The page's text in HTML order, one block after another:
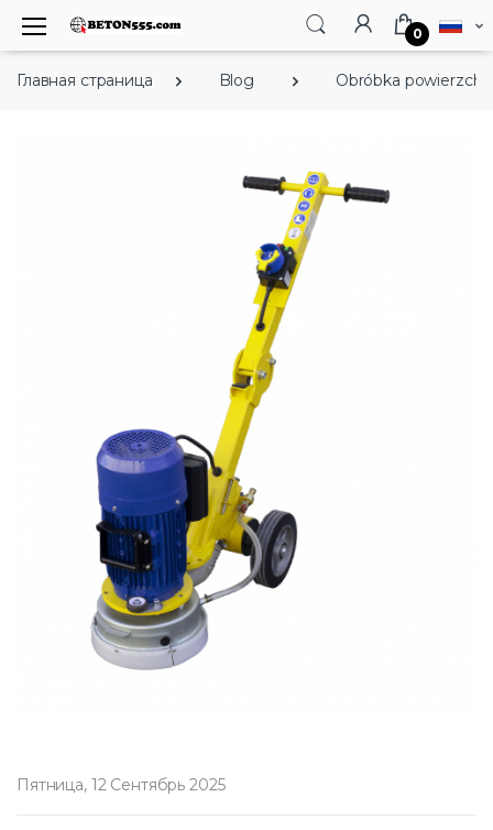
0
Главная страница Blog Obróbka
Пятница, 12 Сентябрь 2025